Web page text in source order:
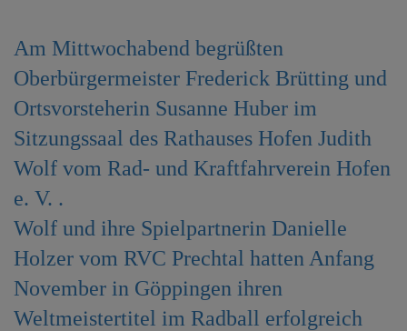
Am Mittwochabend begrüßten
Oberbürgermeister Frederick Brütting und
Ortsvorsteherin Susanne Huber im
Sitzungssaal des Rathauses Hofen Judith
Wolf vom Rad- und Kraftfahrverein Hofen
e. V. .
Wolf und ihre Spielpartnerin Danielle
Holzer vom RVC Prechtal hatten Anfang
November in Göppingen ihren
Weltmeistertitel im Radball erfolgreich